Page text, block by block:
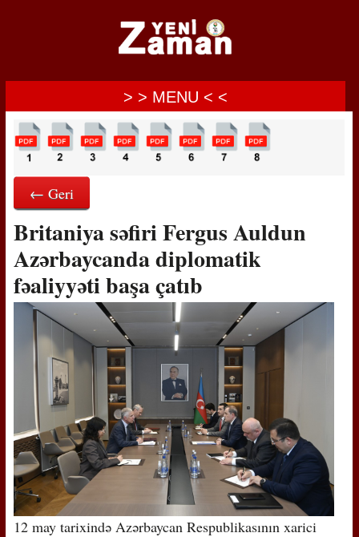
> > MENU < <
← Geri
Britaniya səfiri Fergus Auldun
Azərbaycanda diplomatik
fəaliyyəti başa çatıb
12 may tarixində Azərbaycan Respublikasının xarici